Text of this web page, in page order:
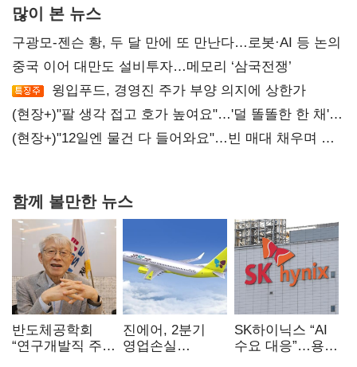
많이 본 뉴스
구광모-젠슨 황, 두 달 만에 또 만난다…로봇·AI 등 논의
중국 이어 대만도 설비투자…메모리 ‘삼국전쟁’
윙입푸드, 경영진 주가 부양 의지에 상한가
(현장+)"팔 생각 접고 호가 높여요"…'덜 똘똘한 한 채'
20억 키맞추기
(현장+)"12일엔 물건 다 들어와요"…빈 매대 채우며 문
함께 볼만한 뉴스
반도체공학회
“연구개발직 주
진에어, 2분기
영업손실
SK하이닉스 “AI
수요 대응”…용인